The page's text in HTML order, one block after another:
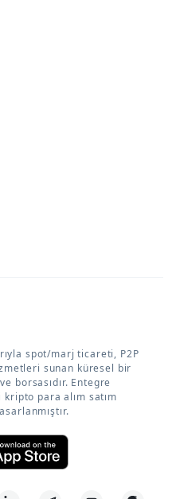
spot/marj ticareti, P2P
sunan küresel bir
borsasıdır. Entegre
para alım satım